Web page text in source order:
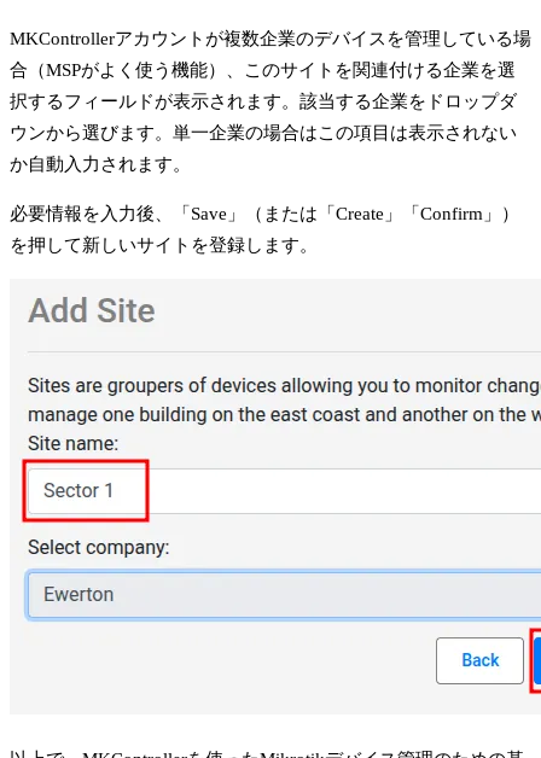
MKControllerアカウントが複数企業のデバイスを管理している場
合（MSPがよく使う機能）、このサイトを関連付ける企業を選
択するフィールドが表示されます。該当する企業をドロップダ
ウンから選びます。単一企業の場合はこの項目は表示されない
か自動入力されます。
必要情報を入力後、「Save」（または「Create」「Confirm」）
を押して新しいサイトを登録します。